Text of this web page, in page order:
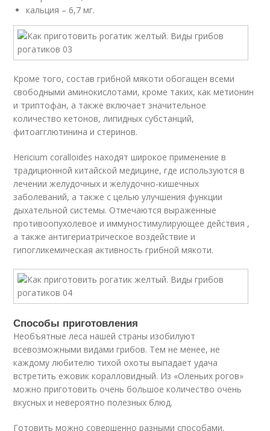
кальция – 6,7 мг.
Кроме того, состав грибной мякоти обогащен всеми
свободными аминокислотами, кроме таких, как метионин
и триптофан, а также включает значительное
количество кетонов, липидных субстанций,
фитоагглютинина и стеринов.
Hericium coralloides находят широкое применение в
традиционной китайской медицине, где используются в
лечении желудочных и желудочно-кишечных
заболеваний, а также с целью улучшения функции
дыхательной системы. Отмечаются выраженные
противоопухолевое и иммуностимулирующее действия ,
а также антигериатрическое воздействие и
гипогликемическая активность грибной мякоти.
Способы приготовления
Необъятные леса нашей страны изобилуют
всевозможными видами грибов. Тем не менее, не
каждому любителю тихой охоты выпадает удача
встретить ежовик коралловидный. Из «Оленьих рогов»
можно приготовить очень большое количество очень
вкусных и невероятно полезных блюд.
Готовить можно совершенно разными способами.